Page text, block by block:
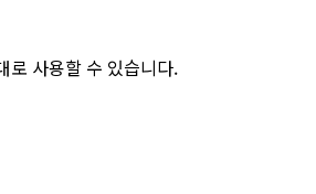
로 사용할 수 있습니다.